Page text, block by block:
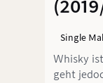
Single
Whisky
geht